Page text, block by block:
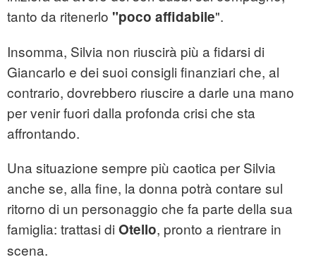
tanto da ritenerlo "poco affidabile".
Insomma, Silvia non riuscirà più a fidarsi di
Giancarlo e dei suoi consigli finanziari che, al
contrario, dovrebbero riuscire a darle una mano
per venir fuori dalla profonda crisi che sta
affrontando.
Una situazione sempre più caotica per Silvia
anche se, alla fine, la donna potrà contare sul
ritorno di un personaggio che fa parte della sua
famiglia: trattasi di Otello, pronto a rientrare in
scena.